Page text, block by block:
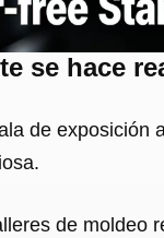
se hace
de exposición
de moldeo